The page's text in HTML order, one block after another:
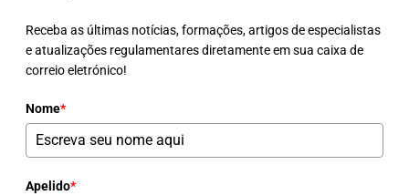
Receba as últimas notícias, formações, artigos de especialistas
e atualizações regulamentares diretamente em sua caixa de
correio eletrónico!
Nome*
Apelido*